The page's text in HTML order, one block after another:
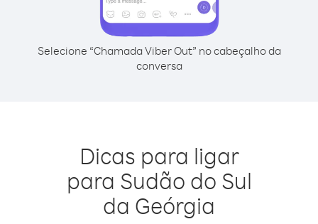
Selecione “Chamada Viber Out” no cabeçalho da
conversa
Dicas para ligar
para Sudão do Sul
da Geórgia